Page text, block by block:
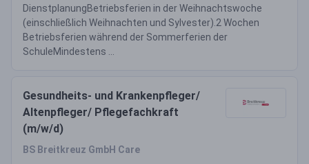
DienstplanungBetriebsferien in der Weihnachtswoche
(einschließlich Weihnachten und Sylvester).2 Wochen
Betriebsferien während der Sommerferien der
SchuleMindestens ...
Gesundheits- und Krankenpfleger/
Altenpfleger/ Pflegefachkraft
(m/w/d)
BS Breitkreuz GmbH Care